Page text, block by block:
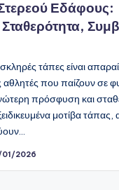
Εδάφους:
τάπες είναι
που παίζουν σε
πρόσφυση και
μοτίβα τάπας,
2026